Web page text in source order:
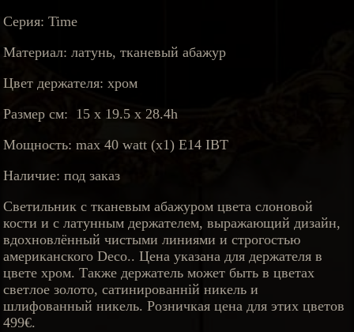
Серия: Time
Материал: латунь, тканевый абажур
Цвет держателя: хром
Размер см: 15 x 19.5 x 28.4h
Мощность: max 40 watt (x1) E14 IBT
Наличие: под заказ
Светильник с тканевым абажуром цвета слоновой
кости и с латунным держателем, выражающий дизайн,
вдохновлённый чистыми линиями и строгостью
американского Deco.. Цена указана для держателя в
цвете хром. Также держатель может быть в цветах
светлое золото, сатинированній никель и
шлифованный никель. Розничкая цена для этих цветов
499€.